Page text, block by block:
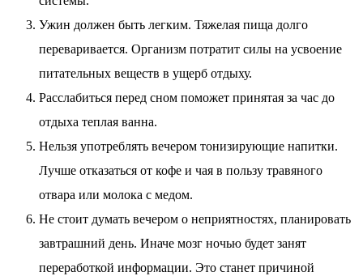
Ужин должен быть легким. Тяжелая пища долго
переваривается. Организм потратит силы на усвоение
питательных веществ в ущерб отдыху.
Расслабиться перед сном поможет принятая за час до
отдыха теплая ванна.
Нельзя употреблять вечером тонизирующие напитки.
Лучше отказаться от кофе и чая в пользу травяного
отвара или молока с медом.
Не стоит думать вечером о неприятностях, планировать
завтрашний день. Иначе мозг ночью будет занят
переработкой информации. Это станет причиной